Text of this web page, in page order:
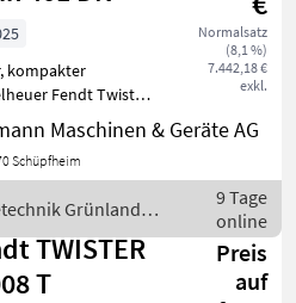
Normalsatz
(8,1 %)
7.442,18 €
exkl.
Fendt Twister
Gen2 aus
zum
von 4, 00 m
sich der Twister
Maschinen & Geräte AG
Schüpfheim
Grünland /
9 Tage
online
TWISTER
T
Preis
auf